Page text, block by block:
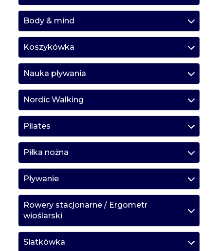
Body & mind
Koszykówka
Nauka pływania
Nordic Walking
Pilates
Piłka nożna
Pływanie
Rowery stacjonarne / Ergometr
wioślarski
Siatkówka